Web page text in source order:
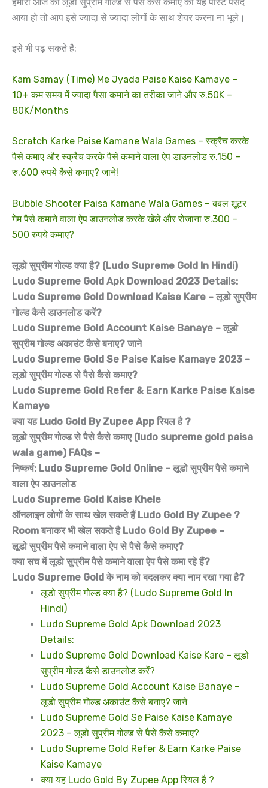
आया हो तो आप इसे ज्यादा से ज्यादा लोगों के साथ शेयर करना ना भूले।
इसे भी पढ़ सकते है:
Kam Samay (Time) Me Jyada Paise Kaise Kamaye –
10+ कम समय में ज्यादा पैसा कमाने का तरीका जाने और रु.50K –
80K/Months
Scratch Karke Paise Kamane Wala Games – स्क्रैच करके
पैसे कमाए और स्क्रैच करके पैसे कमाने वाला ऐप डाउनलोड रु.150 –
रु.600 रुपये कैसे कमाए? जाने!
Bubble Shooter Paisa Kamane Wala Games – बबल शूटर
गेम पैसे कमाने वाला ऐप डाउनलोड करके खेले और रोजाना रु.300 –
500 रुपये कमाए?
लूडो सुप्रीम गोल्ड क्या है? (Ludo Supreme Gold In Hindi)
Ludo Supreme Gold Apk Download 2023 Details:
Ludo Supreme Gold Download Kaise Kare – लूडो सुप्रीम
गोल्ड कैसे डाउनलोड करें?
Ludo Supreme Gold Account Kaise Banaye – लूडो
सुप्रीम गोल्ड अकाउंट कैसे बनाए? जाने
Ludo Supreme Gold Se Paise Kaise Kamaye 2023 –
लूडो सुप्रीम गोल्ड से पैसे कैसे कमाए?
Ludo Supreme Gold Refer & Earn Karke Paise Kaise
Kamaye
क्या यह Ludo Gold By Zupee App रियल है ?
लूडो सुप्रीम गोल्ड से पैसे कैसे कमाए (ludo supreme gold paisa
wala game) FAQs –
निष्कर्ष: Ludo Supreme Gold Online – लूडो सुप्रीम पैसे कमाने
वाला ऐप डाउनलोड
Ludo Supreme Gold Kaise Khele
ऑनलाइन लोगों के साथ खेल सकते हैं Ludo Gold By Zupee ?
Room बनाकर भी खेल सकते है Ludo Gold By Zupee –
लूडो सुप्रीम पैसे कमाने वाला ऐप से पैसे कैसे कमाए?
क्या सच में लूडो सुप्रीम पैसे कमाने वाला ऐप पैसे कमा रहे हैं?
Ludo Supreme Gold के नाम को बदलकर क्या नाम रखा गया है?
लूडो सुप्रीम गोल्ड क्या है? (Ludo Supreme Gold In
Hindi)
Ludo Supreme Gold Apk Download 2023
Details:
Ludo Supreme Gold Download Kaise Kare – लूडो
सुप्रीम गोल्ड कैसे डाउनलोड करें?
Ludo Supreme Gold Account Kaise Banaye –
लूडो सुप्रीम गोल्ड अकाउंट कैसे बनाए? जाने
Ludo Supreme Gold Se Paise Kaise Kamaye
2023 – लूडो सुप्रीम गोल्ड से पैसे कैसे कमाए?
Ludo Supreme Gold Refer & Earn Karke Paise
Kaise Kamaye
क्या यह Ludo Gold By Zupee App रियल है ?